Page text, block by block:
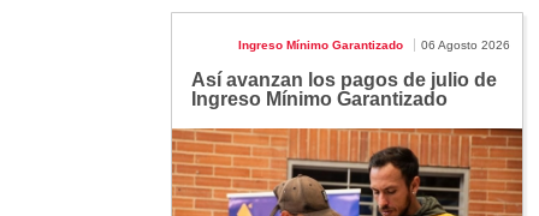
Ingreso Mínimo Garantizado 06 Agosto 2026
Así avanzan los pagos de julio de
Ingreso Mínimo Garantizado